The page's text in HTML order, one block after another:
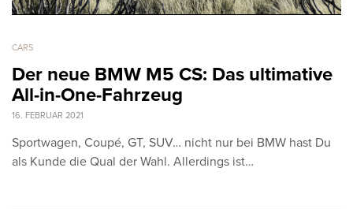
CARS
Der neue BMW M5 CS: Das ultimative
All-in-One-Fahrzeug
16. FEBRUAR 2021
Sportwagen, Coupé, GT, SUV… nicht nur bei BMW hast Du
als Kunde die Qual der Wahl. Allerdings ist…